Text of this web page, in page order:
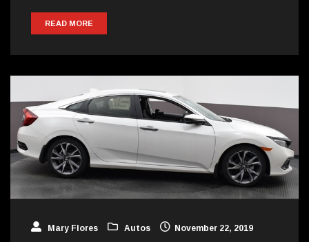
READ MORE
Mary Flores Autos November 22, 2019